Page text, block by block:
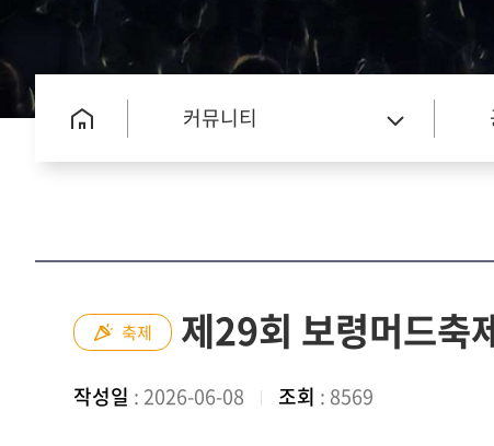
커뮤니티
축제 제29회 보령머드축
작성일 : 2026-06-08 조회 : 8569